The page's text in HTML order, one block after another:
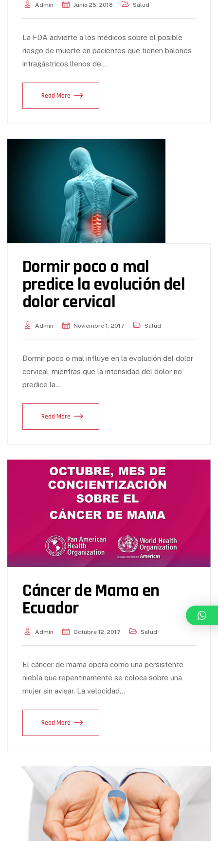
Admin Junio 25, 2018 Salud
La FDA advierte a los médicos sobre el posible
riesgo de muerte en pacientes que tienen balones
intragástricos llenos de…
Read More
Dormir poco o mal
predice la evolución del
dolor cervical
Admin Noviembre 1, 2017 Salud
Dormir poco o mal influye en la evolución del dolor
cervical, mientras que la intensidad del dolor no
predice la…
Read More
Cáncer de Mama en
Ecuador
Admin Octubre 12, 2017 Salud
El cáncer de mama opera como una persistente
niebla que repentinamente se coloca sobre una
mujer sin avisar. La velocidad…
Read More